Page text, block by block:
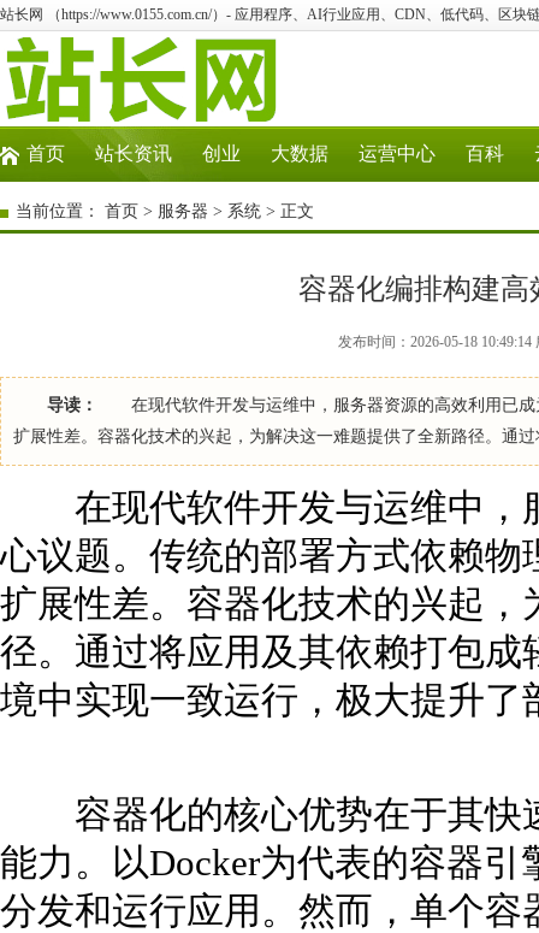
站长网 （https://www.0155.com.cn/）- 应用程序、AI行业应用、CDN、低代码、区块
首页 站长资讯 创业 大数据 运营中心 百科
当前位置： 首页 > 服务器 > 系统 > 正文
容器化编排构建
发布时间：2026-05-18
导读：
在现代软件开发与运维中，服务器资源的高效利用已成
扩展性差。容器化技术的兴起，为解决这一难题提供了全新路径。通
在现代软件开发与运维中，
心议题。传统的部署方式依赖
扩展性差。容器化技术的兴起
径。通过将应用及其依赖打包
境中实现一致运行，极大提升
容器化的核心优势在于其快
能力。以Docker为代表的容器
分发和运行应用。然而，单个